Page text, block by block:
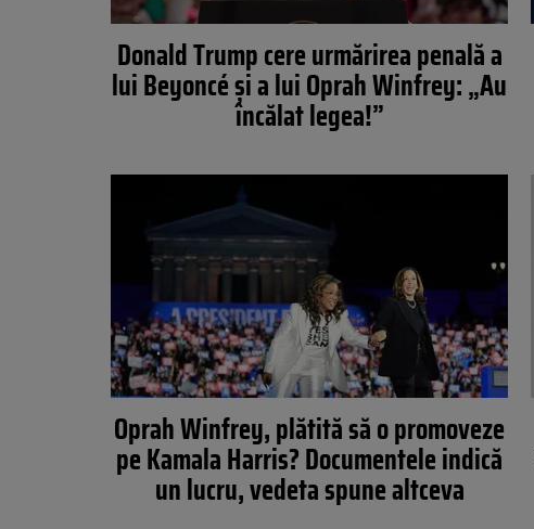
Donald Trump cere urmărirea penală a
lui Beyoncé și a lui Oprah Winfrey: „Au
încălat legea!”
Oprah Winfrey, plătită să o promoveze
pe Kamala Harris? Documentele indică
un lucru, vedeta spune altceva